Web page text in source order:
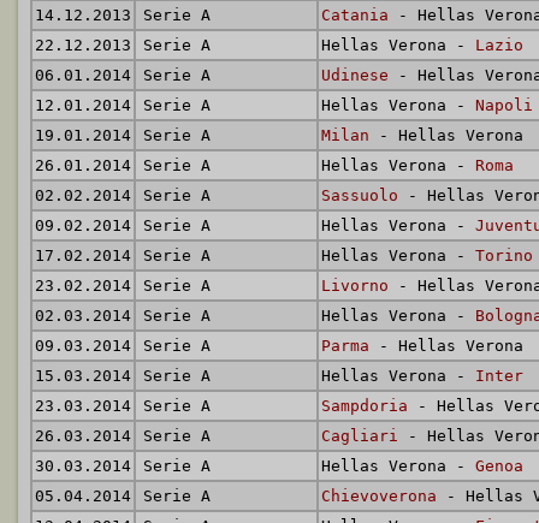
14.12.2013
Serie A Catania - Hellas
22.12.2013
Serie A Hellas Verona - Lazio
06.01.2014
Serie A Udinese - Hellas
12.01.2014
Serie A Hellas Verona - Napoli
19.01.2014
Serie A Milan - Hellas Verona
26.01.2014
Serie A Hellas Verona - Roma
02.02.2014
Serie A Sassuolo - Hellas
09.02.2014
Serie A Hellas Verona -
17.02.2014
Serie A Hellas Verona - Torino
23.02.2014
Serie A Livorno - Hellas
02.03.2014
Serie A Hellas Verona -
09.03.2014
Serie A Parma - Hellas Verona
15.03.2014
Serie A Hellas Verona - Inter
23.03.2014
Serie A Sampdoria - Hellas
26.03.2014
Serie A Cagliari - Hellas
30.03.2014
Serie A Hellas Verona - Genoa
05.04.2014
Serie A Chievoverona - Hellas